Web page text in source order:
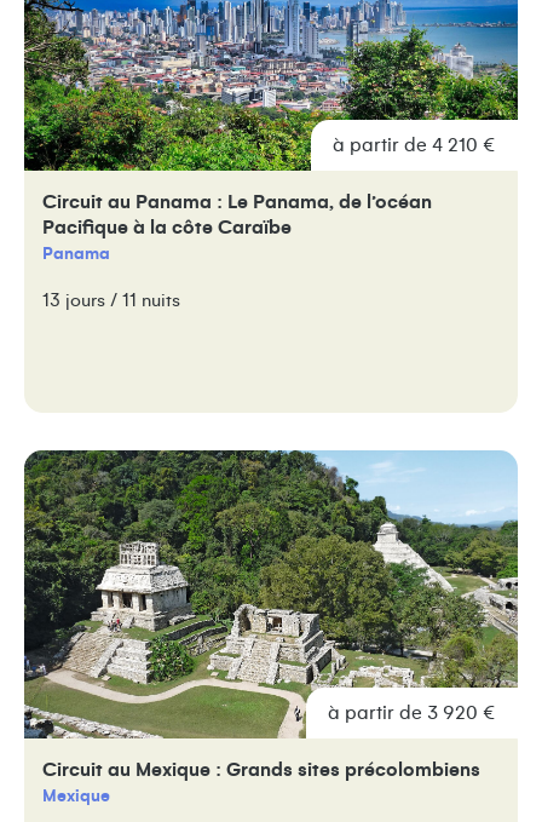
à partir de 4 210 €
Circuit au Panama : Le Panama, de l’océan
Pacifique à la côte Caraïbe
Panama
13 jours / 11 nuits
à partir de 3 920 €
Circuit au Mexique : Grands sites précolombiens
Mexique